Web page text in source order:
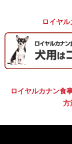
ロイヤ
ロイヤルカナン食
方